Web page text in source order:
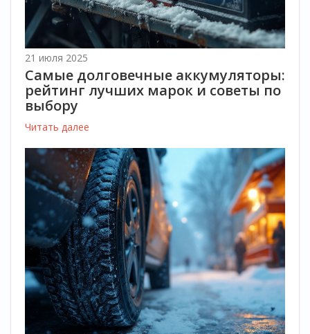
21 июля 2025
Самые долговечные аккумуляторы:
рейтинг лучших марок и советы по
выбору
Читать далее